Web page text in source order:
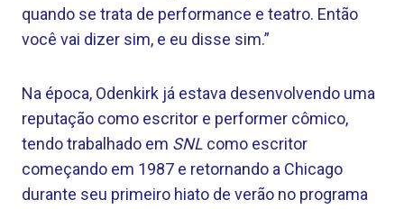
quando se trata de performance e teatro. Então
você vai dizer sim, e eu disse sim.”
Na época, Odenkirk já estava desenvolvendo uma
reputação como escritor e performer cômico,
tendo trabalhado em SNL como escritor
começando em 1987 e retornando a Chicago
durante seu primeiro hiato de verão no programa